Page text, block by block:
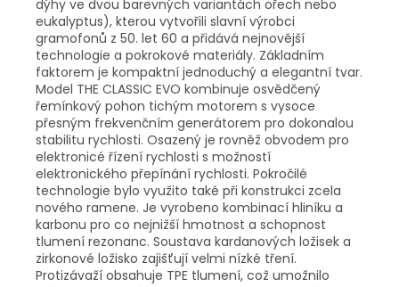
dýhy ve dvou barevných variantách ořech nebo
eukalyptus), kterou vytvořili slavní výrobci
gramofonů z 50. let 60 a přidává nejnovější
technologie a pokrokové materiály. Základním
faktorem je kompaktní jednoduchý a elegantní tvar.
Model THE CLASSIC EVO kombinuje osvědčený
řemínkový pohon tichým motorem s vysoce
přesným frekvenčním generátorem pro dokonalou
stabilitu rychlosti. Osazený je rovněž obvodem pro
elektronicé řízení rychlosti s možností
elektronického přepínání rychlosti. Pokročilé
technologie bylo využito také při konstrukci zcela
nového ramene. Je vyrobeno kombinací hliníku a
karbonu pro co nejnižší hmotnost a schopnost
tlumení rezonanc. Soustava kardanových ložisek a
zirkonové ložisko zajišťují velmi nízké tření.
Protizávaží obsahuje TPE tlumení, což umožnilo